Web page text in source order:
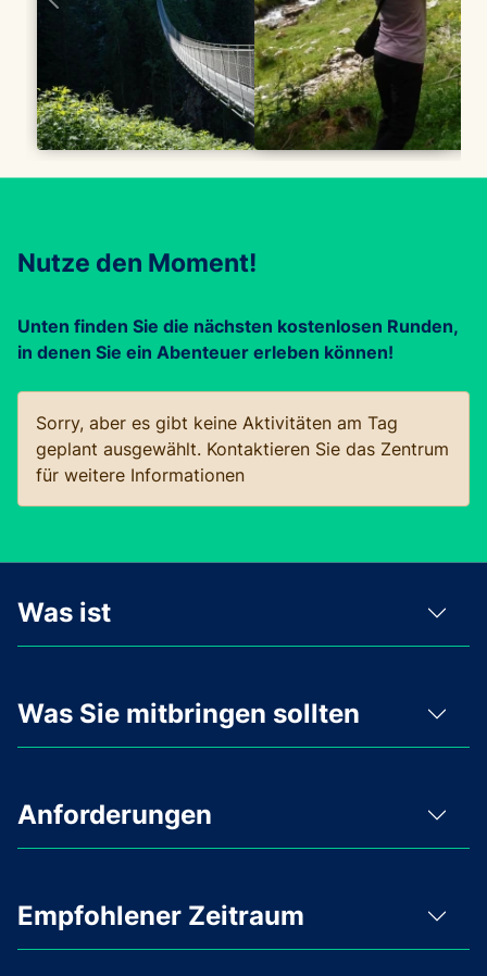
Nutze den Moment!
Unten finden Sie die nächsten kostenlosen Runden,
in denen Sie ein Abenteuer erleben können!
Sorry, aber es gibt keine Aktivitäten am Tag
geplant ausgewählt. Kontaktieren Sie das Zentrum
für weitere Informationen
Was ist
Was Sie mitbringen sollten
Anforderungen
Empfohlener Zeitraum